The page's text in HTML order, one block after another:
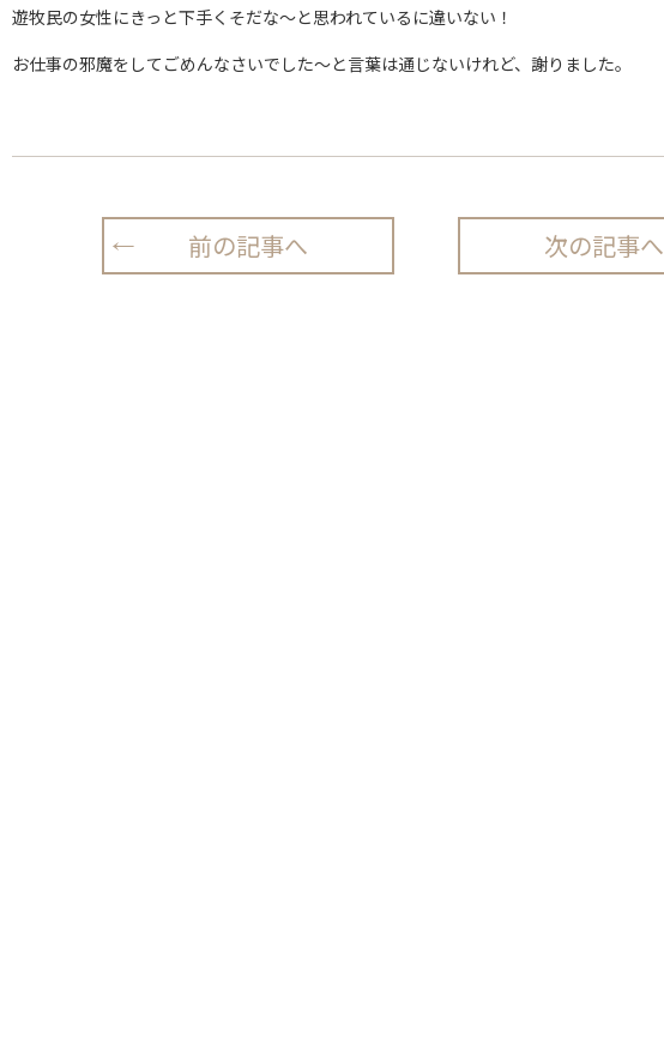
遊牧民の女性にきっと下手くそだな〜と思われているに違いない！
お仕事の邪魔をしてごめんなさいでした〜と言葉は通じないけれど、謝りました。
前の記事へ 次の記事へ